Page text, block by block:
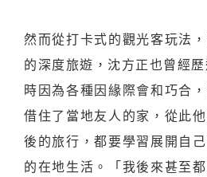
然而從打卡式的觀光客玩法
的深度旅遊，沈方正也曾經
時因為各種因緣際會和巧合
借住了當地友人的家，從此
後的旅行，都要學習展開自
的在地生活。「我後來甚至